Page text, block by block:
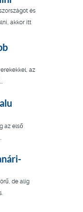
és
akkor itt
az
az első
de alig